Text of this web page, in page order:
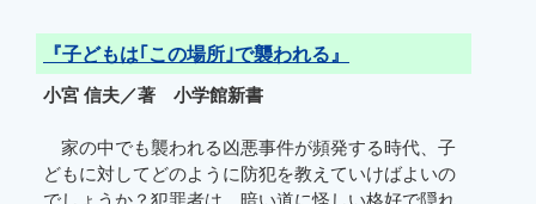
『子どもは｢この場所｣で襲われる』
小宮 信夫／著 小学館新書
家の中でも襲われる凶悪事件が頻発する時代、子
どもに対してどのように防犯を教えていけばよいの
でしょうか？犯罪者は、暗い道に怪しい格好で隠れ